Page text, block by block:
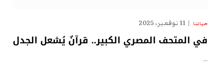
حياتنا 11 نوفمبر، 2025
في المتحف المصري الكبير.. قرآنٌ يُشعل الجدل
…